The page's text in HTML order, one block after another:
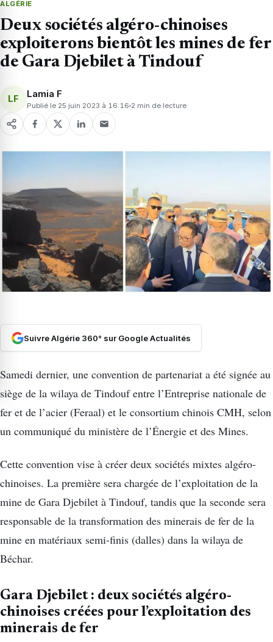
ALGÉRIE
Deux sociétés algéro-chinoises
exploiterons bientôt les mines de fer
de Gara Djebilet à Tindouf
LF Lamia F
Publié le 25 juin 2023 à 16:16 2 min de lecture
Suivre Algérie 360° sur Google Actualités
Samedi dernier, une convention de partenariat a été signée au
siège de la wilaya de Tindouf entre l’Entreprise nationale de
fer et de l’acier (Feraal) et le consortium chinois CMH, selon
un communiqué du ministère de l’Énergie et des Mines.
Cette convention vise à créer deux sociétés mixtes algéro-
chinoises. La première sera chargée de l’exploitation de la
mine de Gara Djebilet à Tindouf, tandis que la seconde sera
responsable de la transformation des minerais de fer de la
mine en matériaux semi-finis (dalles) dans la wilaya de
Béchar.
Gara Djebilet : deux sociétés algéro-
chinoises créées pour l’exploitation des
minerais de fer